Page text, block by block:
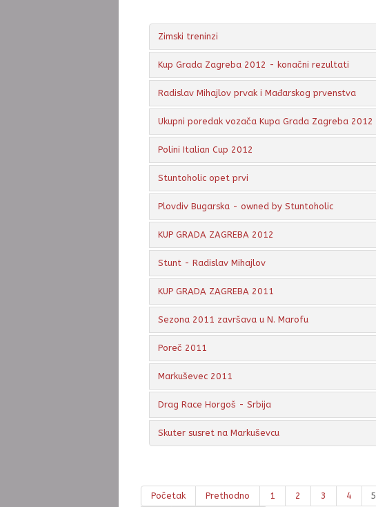
Zimski treninzi
Kup Grada Zagreba 2012 - konačni rezultati
Radislav Mihajlov prvak i Mađarskog prvenstva
Ukupni poredak vozača Kupa Grada Zagreba 2012
Polini Italian Cup 2012
Stuntoholic opet prvi
Plovdiv Bugarska - owned by Stuntoholic
KUP GRADA ZAGREBA 2012
Stunt - Radislav Mihajlov
KUP GRADA ZAGREBA 2011
Sezona 2011 završava u N. Marofu
Poreč 2011
Markuševec 2011
Drag Race Horgoš - Srbija
Skuter susret na Markuševcu
Početak Prethodno 1 2 3 4 5